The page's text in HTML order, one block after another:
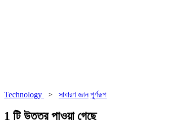
Technology > সাধারণ জ্ঞান পূর্ণরূপ
1 টি উত্তর পাওয়া গেছে